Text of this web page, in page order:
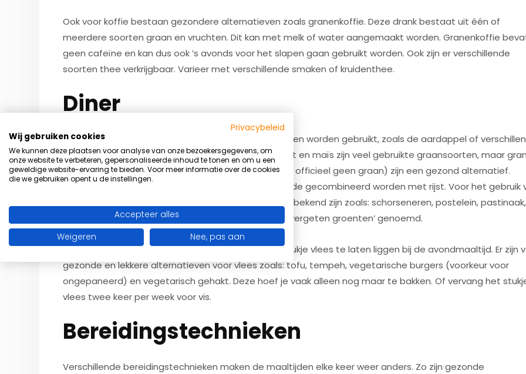
Ook voor koffie bestaan gezondere alternatieven zoals granenkoffie. Deze drank bestaat uit één of
meerdere soorten graan en vruchten. Dit kan met melk of water aangemaakt worden. Granenkoffie
geen cafeïne en kan dus ook ’s avonds voor het slapen gaan gebruikt worden. Ook zijn er verschillende
soorten thee verkrijgbaar. Varieer met verschillende smaken of kruidenthee.
Diner
Als zetmeelbron kunnen bij het diner diverse producten worden gebruikt, zoals de aardappel of
graansoorten. Tarwe (pasta, noedels, couscous), rijst en maïs zijn veel gebruikte graansoorten, maar
zoals gerst, gierst, quinoa en boekweit (laatste 2 zijn officieel geen graan) zijn een gezond alternatief.
Peulvruchten kunnen voor een betere voedingswaarde gecombineerd worden met rijst. Voor het gebruik
zijn vele alternatieven die misschien minder bekend zijn zoals: schorseneren, postelein, pastinaak,
rettich, zeekraal en lamsoor. Dit worden ook wel de ‘vergeten groenten’ genoemd.
Je hoeft geen vegetariër te zijn om af en toe het stukje vlees te laten liggen bij de avondmaaltijd. Er zijn
gezonde en lekkere alternatieven voor vlees zoals: tofu, tempeh, vegetarische burgers (voorkeur voor
ongepaneerd) en vegetarisch gehakt. Deze hoef je vaak alleen nog maar te bakken. Of vervang het
vlees twee keer per week voor vis.
Bereidingstechnieken
Verschillende bereidingstechnieken maken de maaltijden elke keer weer anders. Zo zijn gezonde
Summer Ready programma
Word sterker, fitter en slanker vóór de zomer
Beperkt aantal plaatsen beschikbaar!
Ik wil meer info ontvangen
Privacybeleid
Wij gebruiken cookies
We kunnen deze plaatsen voor analyse van onze bezoekersgegevens, om
onze website te verbeteren, gepersonaliseerde inhoud te tonen en om u een
geweldige website-ervaring te bieden. Voor meer informatie over de cookies
die we gebruiken opent u de instellingen.
Accepteer alles
Weigeren
Nee, pas aan